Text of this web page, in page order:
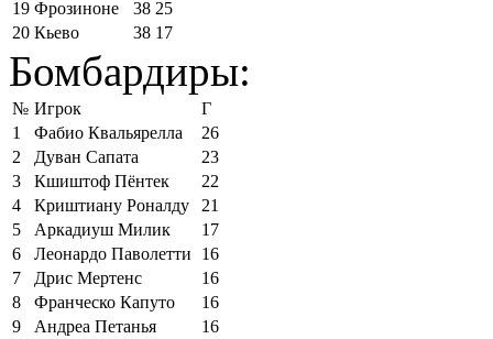
19 Фрозиноне 38 25
20 Кьево 38 17
Бомбардиры:
№ Игрок
Г
1
Фабио Квальярелла
26
2
Дуван Сапата
23
3
Кшиштоф Пёнтек
22
4
Криштиану Роналду
21
5
Аркадиуш Милик
17
6
Леонардо Паволетти
16
7
Дрис Мертенс
16
8
Франческо Капуто
16
9
Андреа Петанья
16